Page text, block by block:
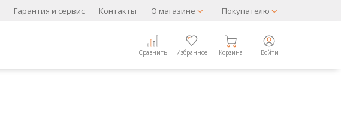
Гарантия и сервис Контакты О магазине Покупателю
Сравнить Избранное Корзина Войти